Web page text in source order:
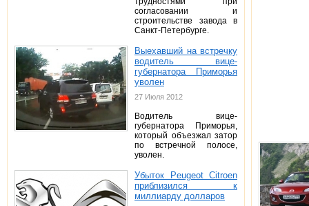
согласовании и
строительстве завода в
Санкт-Петербурге.
Выехавший на встречку
водитель вице-
губернатора Приморья
уволен
27 Июля 2012
Водитель вице-
губернатора Приморья,
который объезжал затор
по встречной полосе,
уволен.
Убыток Peugeot Citroen
приблизился к
миллиарду долларов